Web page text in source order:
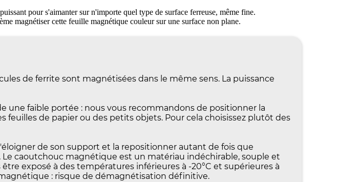
pour s'aimanter sur n'importe quel type de surface ferreuse, même fine.
magnétiser cette feuille magnétique couleur sur une surface non plane.
de ferrite sont magnétisées dans le même sens. La puissance
une faible portée : nous vous recommandons de positionner la
de papier ou des petits objets. Pour cela choisissez plutôt des
de son support et la repositionner autant de fois que
caoutchouc magnétique est un matériau indéchirable, souple et
exposé à des températures inférieures à -20°C et supérieures à
: risque de démagnétisation définitive.